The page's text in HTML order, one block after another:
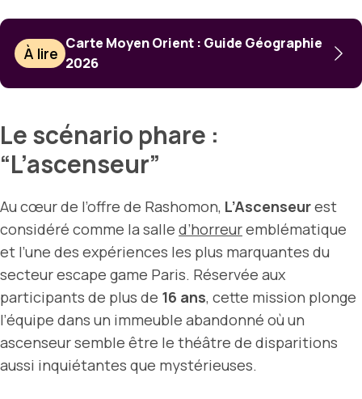
À lire
Carte Moyen Orient : Guide Géographie
2026
Le scénario phare :
“L’ascenseur”
Au cœur de l’offre de Rashomon, L’Ascenseurest
considéré comme la salle d’horreuremblématique
et l’une des expériences les plus marquantes du
secteur escape game Paris. Réservée aux
participants de plus de 16 ans, cette mission plonge
l’équipe dans un immeuble abandonné où un
ascenseur semble être le théâtre de disparitions
aussi inquiétantes que mystérieuses.